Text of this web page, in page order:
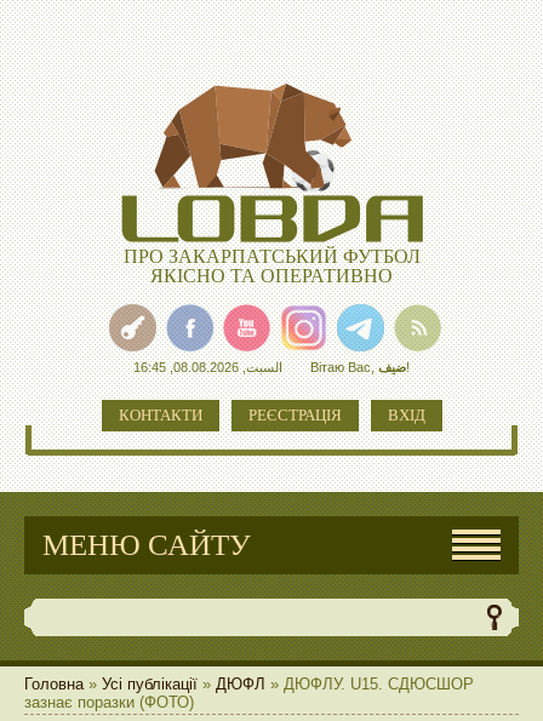
ПРО ЗАКАРПАТСЬКИЙ ФУТБОЛ
ЯКІСНО ТА ОПЕРАТИВНО
السبت, 08.08.2026, 16:45 Вітаю Вас,ضيف!
КОНТАКТИ РЕЄСТРАЦІЯ ВХІД
МЕНЮ САЙТУ
Головна» Усі публікації » ДЮФЛ » ДЮФЛУ. U15. СДЮСШОР
зазнає поразки (ФОТО)